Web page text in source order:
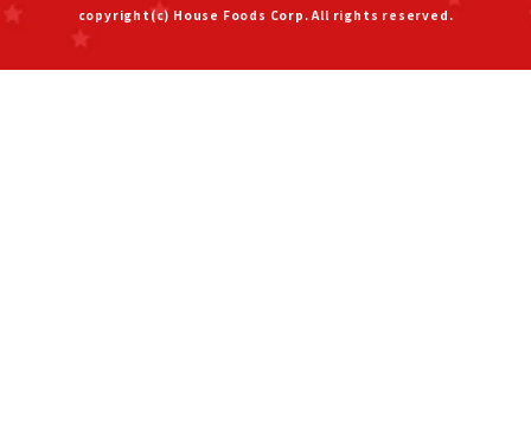
copyright(c) House Foods Corp. All rights reserved.